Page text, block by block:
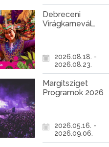
Debreceni
Virágkarnevál
2026.08.18. -
2026.08.23.
Margitsziget
Programok 2026
2026.05.16. -
2026.09.06.